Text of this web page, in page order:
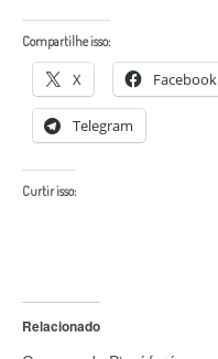
Compartilhe isso:
X Facebook
Telegram
Curtir isso:
Relacionado